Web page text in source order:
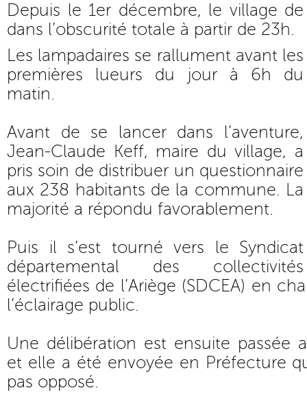
Depuis le 1er décembre, le village
dans l’obscurité totale à partir de 23h.
Les lampadaires se rallument avant les
premières lueurs du jour à 6h du
matin.
Avant de se lancer dans l’aventure,
Jean-Claude Keff, maire du village, a
pris soin de distribuer un questionnaire
aux 238 habitants de la commune. La
majorité a répondu favorablement.
Puis il s’est tourné vers le Syndicat
départemental des collectivités
électrifiées de l’Ariège (SDCEA) en
l’éclairage public.
Une délibération est ensuite passée
et elle a été envoyée en Préfecture
pas opposé.